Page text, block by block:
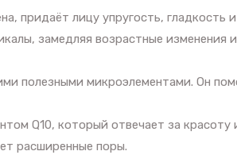
придаёт лицу упругость, гладкость и
замедляя возрастные изменения
полезными микроэлементами. Он
Q10, который отвечает за красоту
расширенные поры.